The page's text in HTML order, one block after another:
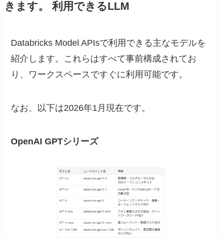
きます。 利用できるLLM
Databricks Model APIsで利用できる主なモデルを
紹介します。これらはすべて事前構成されてお
り、ワークスペースですぐに利用可能です。
なお、以下は2026年1月現在です。
OpenAI GPTシリーズ